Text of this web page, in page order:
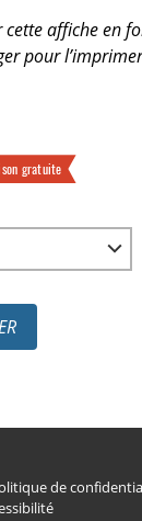
affiche en
pour
gratuite
de
de